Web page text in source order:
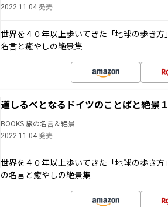
2022.11.04 発売
世界を４０年以上歩いてきた「地球の歩き
名言と癒やしの絶景集
道しるべとなるドイツのことばと絶景
BOOKS 旅の名言＆絶景
2022.11.04 発売
世界を４０年以上歩いてきた「地球の歩き
の名言と癒やしの絶景集